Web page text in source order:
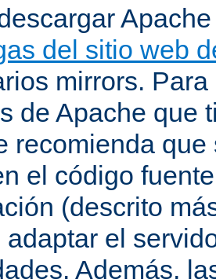
del sitio web
mirrors.
de Apache que
recomienda
el código
(descrito
adaptar el
Además,